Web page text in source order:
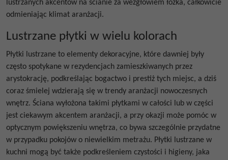
lustrzanych akcentów na ścianie za wezgłowiem łóżka, całkowicie
odmieniając klimat aranżacji.
Lustrzane płytki w wielu kolorach
Płytki lustrzane to elementy dekoracyjne, które dawniej były
często spotykane w rezydencjach zamieszkiwanych przez
arystokrację, podkreślając bogactwo i prestiż tych miejsc, a dziś
coraz śmielej wdzierają się w trendy aranżacji nowoczesnych
wnętrz. Ściana wyłożona takimi płytkami w całości lub w części
jest ciekawym akcentem aranżacji, a przy okazji może pomóc w
optycznym powiększeniu wnętrza, co bywa szczególnie przydatne
w przypadku pokojów o niewielkim metrażu. Płytki lustrzane w
kuchni mogą być także podkreśleniem czystości i higieny, jaka